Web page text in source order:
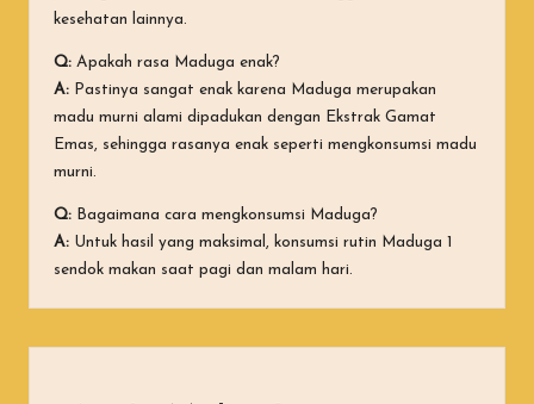
kesehatan lainnya.
Q: Apakah rasa Maduga enak?
A: Pastinya sangat enak karena Maduga merupakan
madu murni alami dipadukan dengan Ekstrak Gamat
Emas, sehingga rasanya enak seperti mengkonsumsi madu
murni.
Q: Bagaimana cara mengkonsumsi Maduga?
A: Untuk hasil yang maksimal, konsumsi rutin Maduga 1
sendok makan saat pagi dan malam hari.